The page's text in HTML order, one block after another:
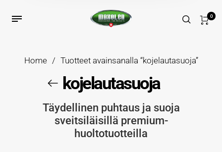
0
Home / Tuotteet avainsanalla “kojelautasuoja”
kojelautasuoja
Täydellinen puhtaus ja suoja
sveitsiläisillä premium-
huoltotuotteilla